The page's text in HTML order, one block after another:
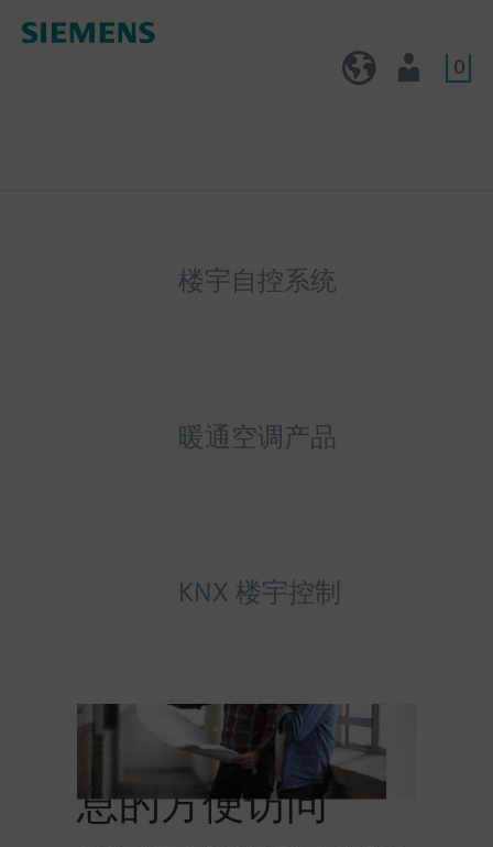
0
楼宇自控系统
暖通空调产品
KNX 楼宇控制
HIT提供对产品信
息的方便访问